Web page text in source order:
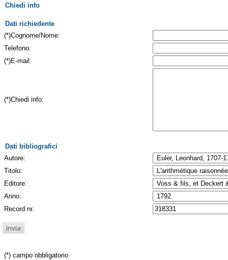
Chiedi info
Dati richiedente
(*)Cognome/Nome:
Telefono:
(*)E-mail:
(*)Chiedi info:
Dati bibliografici
Autore:
Titolo:
Editore:
Anno:
Record nr.
(*) campo obbligatorio